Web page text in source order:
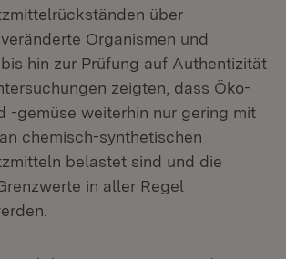
über
Organismen und
hin zur Prüfung auf Authentizität
zeigten, dass Öko-
-gemüse weiterhin nur gering mit
chemisch-synthetischen
belastet sind und die
in aller Regel